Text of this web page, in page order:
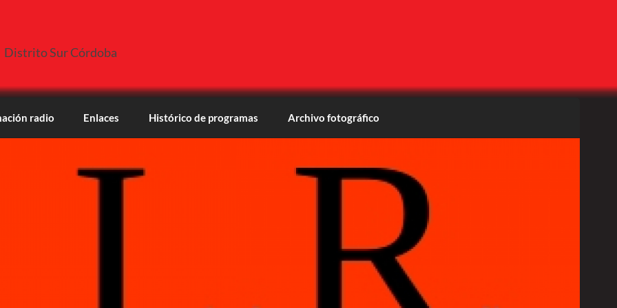
Distrito Sur Córdoba
radio Enlaces Histórico de programas Archivo fotográfico